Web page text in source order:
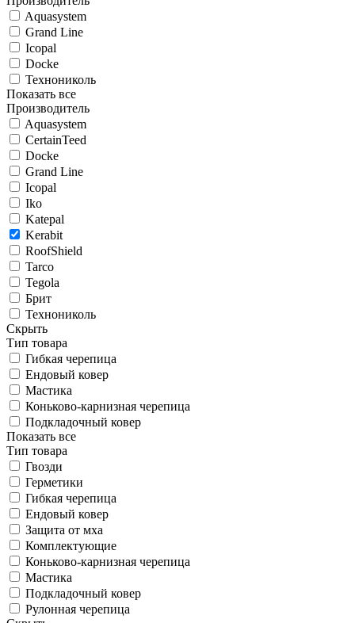
Aquasystem
Grand Line
Icopal
Docke
Технониколь
Показать все
Производитель
Aquasystem
CertainTeed
Docke
Grand Line
Icopal
Iko
Katepal
Kerabit
RoofShield
Tarco
Tegola
Брит
Технониколь
Скрыть
Тип товара
Гибкая черепица
Ендовый ковер
Мастика
Коньково-карнизная черепица
Подкладочный ковер
Показать все
Тип товара
Гвозди
Герметики
Гибкая черепица
Ендовый ковер
Защита от мха
Комплектующие
Коньково-карнизная черепица
Мастика
Подкладочный ковер
Рулонная черепица